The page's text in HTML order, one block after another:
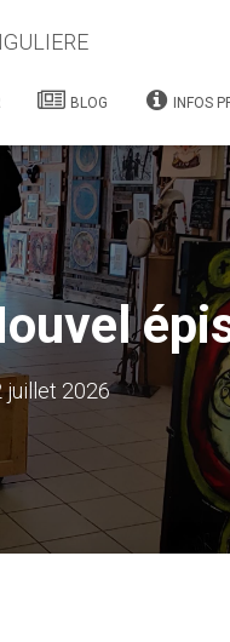
BLOG INFOS
juillet 2026